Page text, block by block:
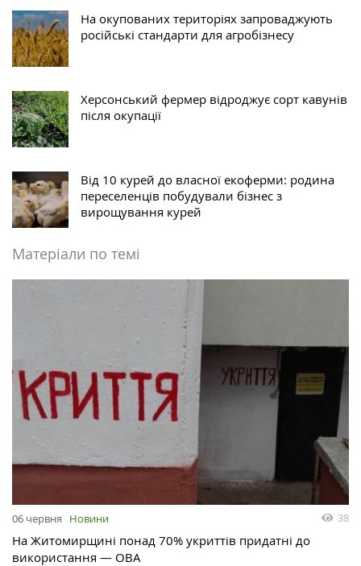
На окупованих територіях запроваджують
російські стандарти для агробізнесу
Херсонський фермер відроджує сорт кавунів
після окупації
Від 10 курей до власної екоферми: родина
переселенців побудували бізнес з
вирощування курей
Матеріали по темі
06 червня Новини 38
На Житомирщині понад 70% укриттів придатні до
використання — ОВА